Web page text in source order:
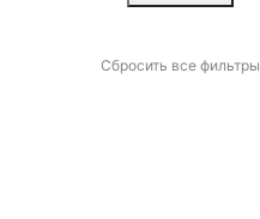
СерыйСбросить все фильтры